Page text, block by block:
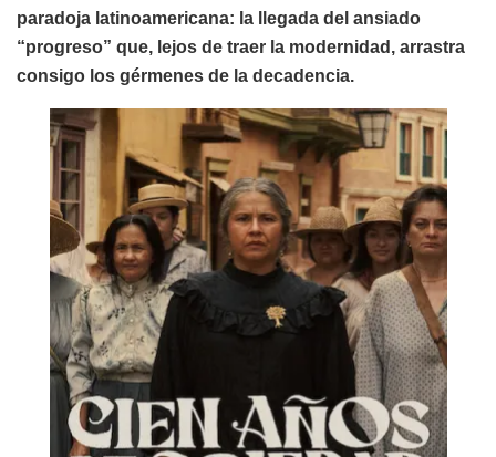
paradoja latinoamericana: la llegada del ansiado
“progreso” que, lejos de traer la modernidad, arrastra
consigo los gérmenes de la decadencia.